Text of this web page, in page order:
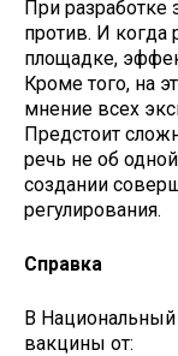
При разработке
против. И когда
площадке,
Кроме того, на
мнение всех
Предстоит
речь не об
создании
регулирования.
Справка
В Национальный
вакцины от: